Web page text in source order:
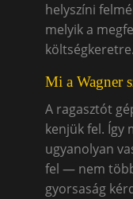
helyszíni
melyik a
költségkeretre.
Mi a Wagner
A ragasztót
kenjük fel. Így
ugyanolyan
fel — nem
gyorsaság